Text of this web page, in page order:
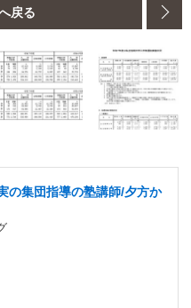
戻る
の集団指導の塾講師/夕方か